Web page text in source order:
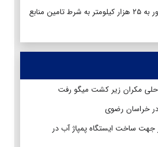
توسعه خطوط ریلی کشور به ۲۵ هزار کیلومتر به شرط تامین منابع
خراسان رضوی
جهت ساخت ایستگاه پمپاژ آب در